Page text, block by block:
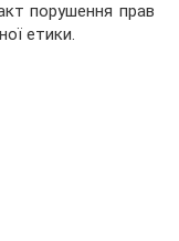
порушення прав
етики.